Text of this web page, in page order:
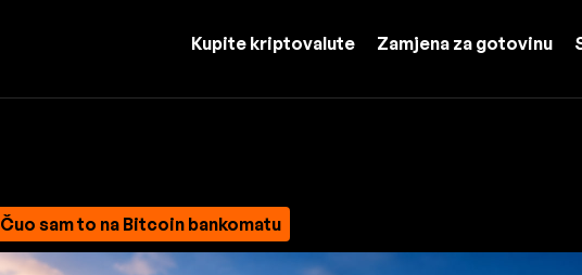
Kupite kriptovalute Zamjena za gotovinu
Čuo sam to na Bitcoin bankomatu